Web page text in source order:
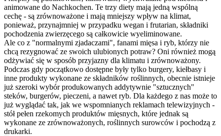
animowane do Nachkochen. Te trzy diety mają jedną wspólną
cechę - są zrównoważone i mają mniejszy wpływ na klimat,
ponieważ, przynajmniej w przypadku wegan i frutarian, składniki
pochodzenia zwierzęcego są całkowicie wyeliminowane.
Ale co z "normalnymi zjadaczami", fanami mięsa i ryb, którzy nie
chcą rezygnować ze swoich ulubionych potraw? Oni również mogą
odżywiać się w sposób przyjazny dla klimatu i zrównoważony.
Podczas gdy początkowo dostępne były tylko burgery, kiełbasy i
inne produkty wykonane ze składników roślinnych, obecnie istnieje
już szeroki wybór produkowanych addytywnie "sztucznych"
steków, burgerów, pieczeni, a nawet ryb. Dla każdego z nas może to
już wyglądać tak, jak we wspomnianych reklamach telewizyjnych -
stół pełen rzekomych produktów mięsnych, które jednak są
wykonane ze zrównoważonych, roślinnych surowców i pochodzą z
drukarki.